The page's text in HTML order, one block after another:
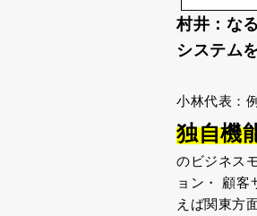
村井：な
システム
小林代表：
独自機
のビジネス
ョン・ 顧客
えば関東方